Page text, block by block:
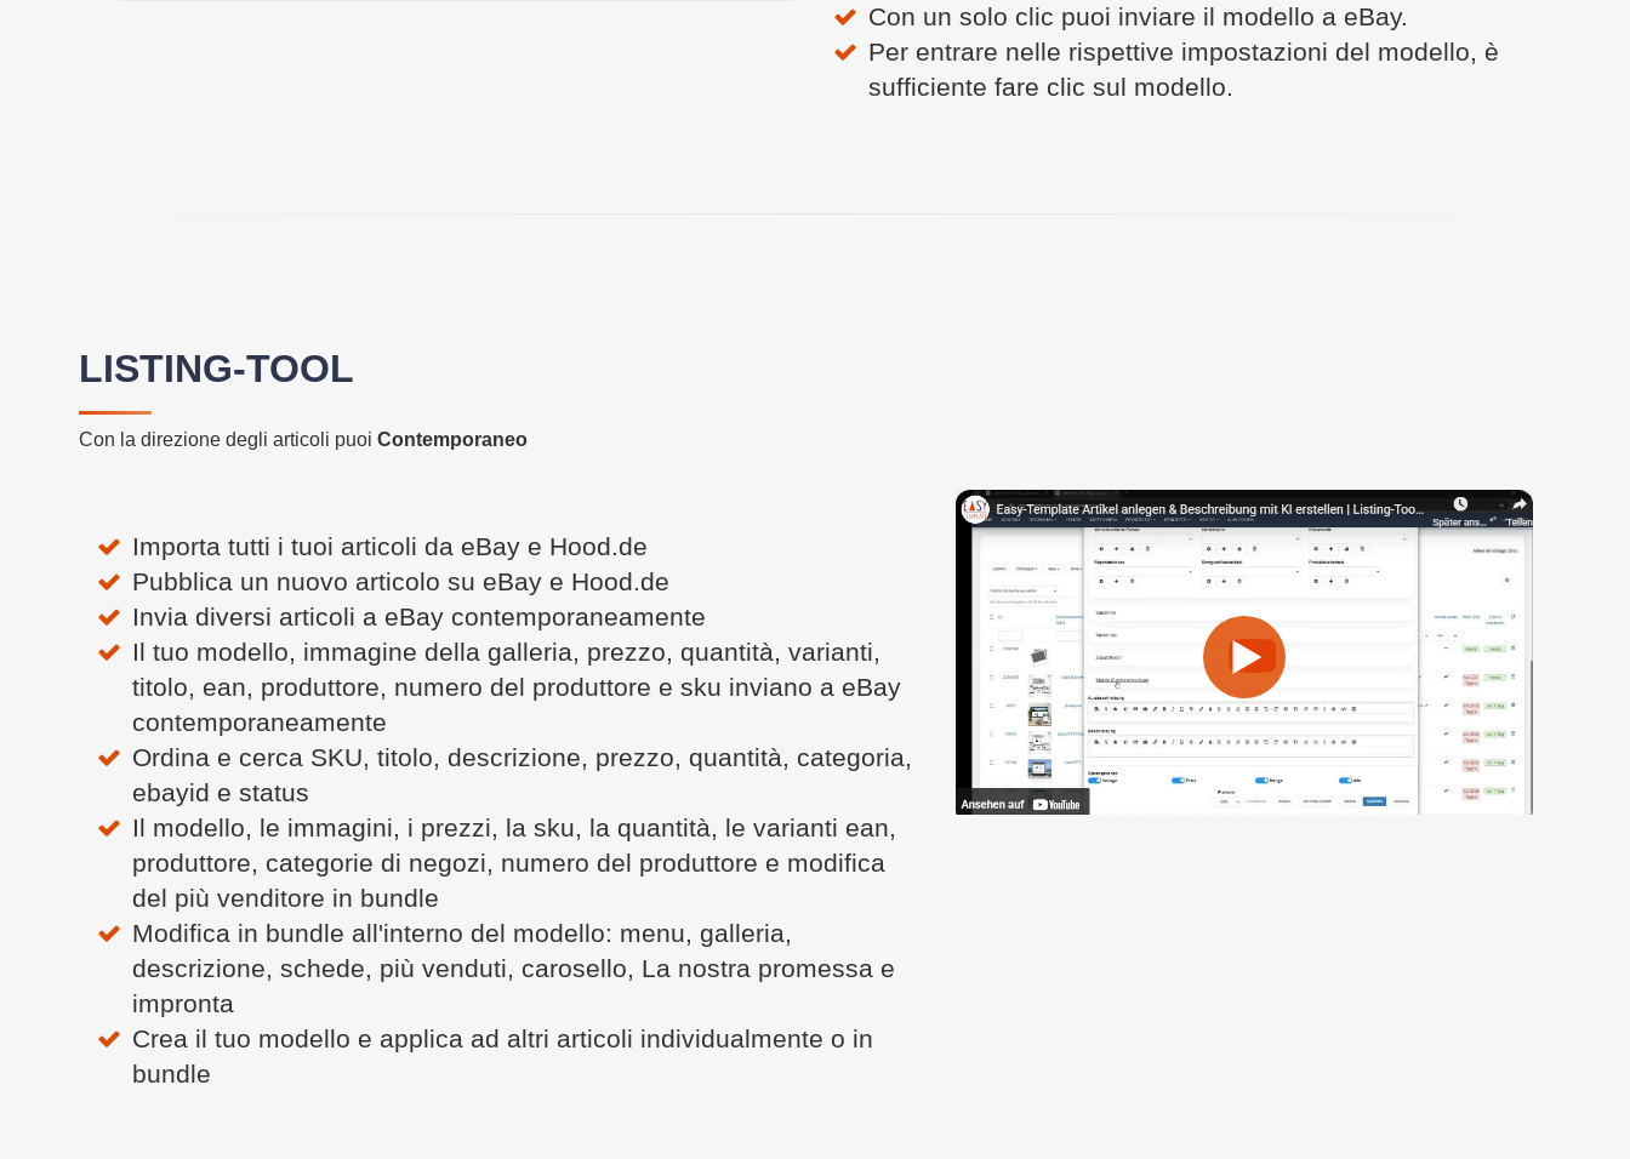
Con un solo clic puoi inviare il modello a eBay.
Per entrare nelle rispettive impostazioni del modello, è
sufficiente fare clic sul modello.
LISTING-TOOL
Con la direzione degli articoli puoi Contemporaneo
Importa tutti i tuoi articoli da eBay e Hood.de
Pubblica un nuovo articolo su eBay e Hood.de
Invia diversi articoli a eBay contemporaneamente
Il tuo modello, immagine della galleria, prezzo, quantità, varianti,
titolo, ean, produttore, numero del produttore e sku inviano a eBay
contemporaneamente
Ordina e cerca SKU, titolo, descrizione, prezzo, quantità, categoria,
ebayid e status
Il modello, le immagini, i prezzi, la sku, la quantità, le varianti ean,
produttore, categorie di negozi, numero del produttore e modifica
del più venditore in bundle
Modifica in bundle all'interno del modello: menu, galleria,
descrizione, schede, più venduti, carosello, La nostra promessa e
impronta
Crea il tuo modello e applica ad altri articoli individualmente o in
bundle